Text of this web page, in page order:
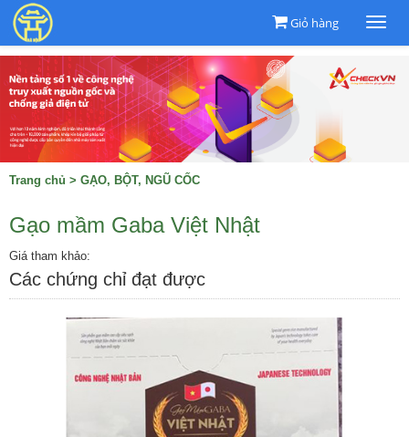
Giỏ hàng
Trang chủ > GẠO, BỘT, NGŨ CỐC
Gạo mầm Gaba Việt Nhật
Giá tham khảo:
Các chứng chỉ đạt được